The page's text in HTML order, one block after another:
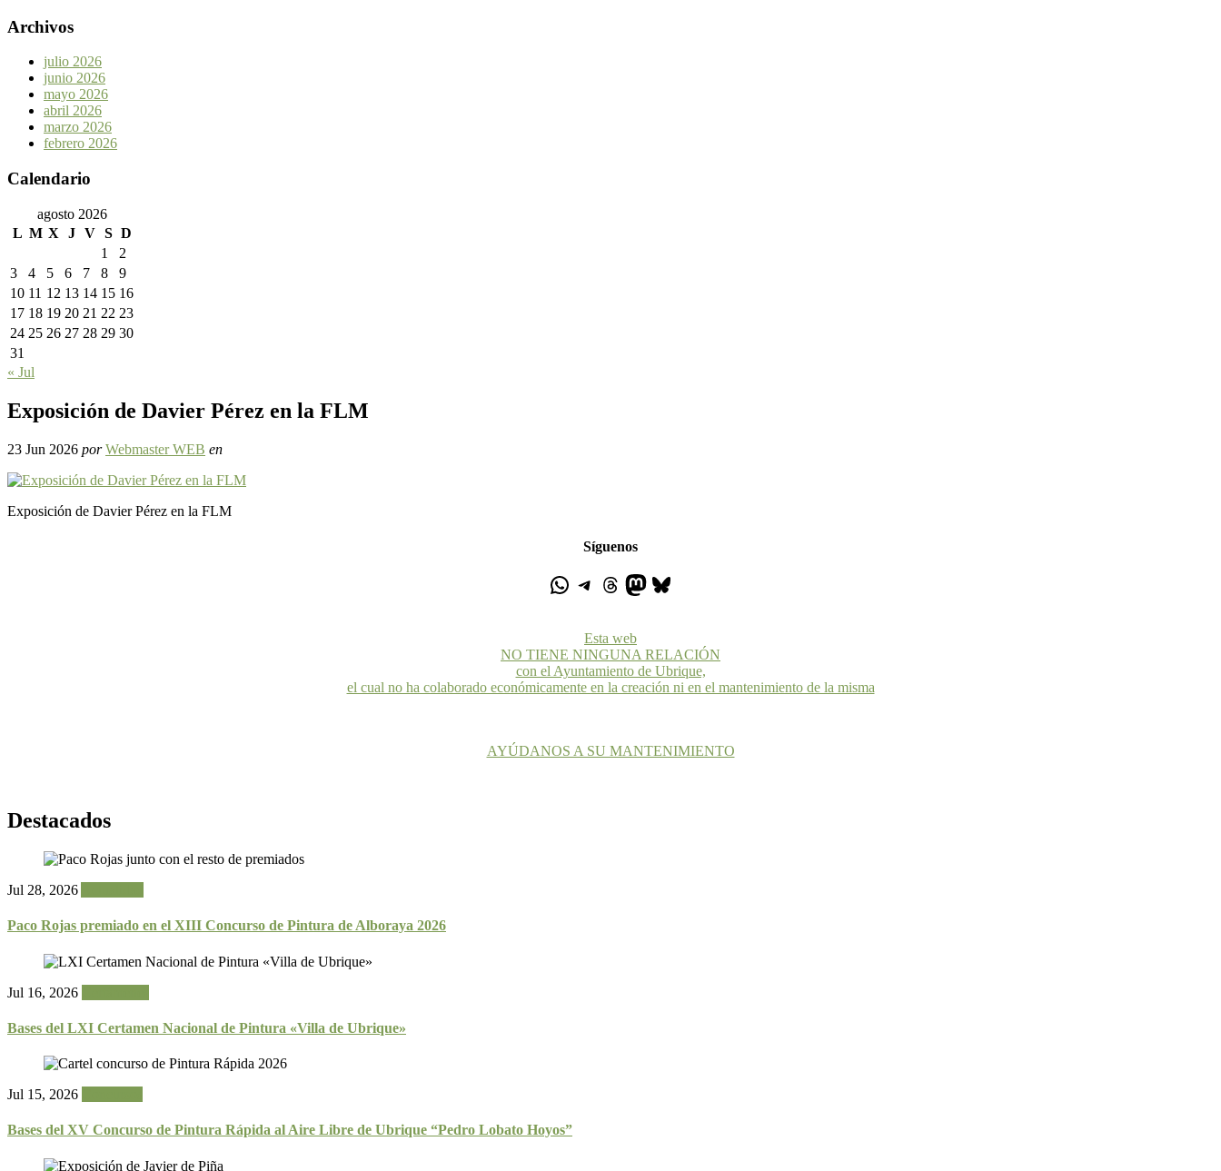
Archivos
julio 2026
junio 2026
mayo 2026
abril 2026
marzo 2026
febrero 2026
Calendario
agosto 2026
L M X J V S D
1
2
3
4 5 6 7 8
9
10 11 12 13 14 15 16
17 18 19 20 21 22 23
24 25 26 27 28 29 30
31
« Jul
Exposición de Davier Pérez en la FLM
23 Jun 2026 por Webmaster WEB en
Exposición de Davier Pérez en la FLM
Síguenos
Esta web
NO TIENE NINGUNA RELACIÓN
con el Ayuntamiento de Ubrique,
el cual no ha colaborado económicamente en la creación ni en el mantenimiento de la misma
AYÚDANOS A SU MANTENIMIENTO
Destacados
Jul 28, 2026
Paco Rojas premiado en el XIII Concurso de Pintura de Alboraya 2026
Jul 16, 2026
Bases del LXI Certamen Nacional de Pintura «Villa de Ubrique»
Jul 15, 2026
Bases del XV Concurso de Pintura Rápida al Aire Libre de Ubrique “Pedro Lobato Hoyos”